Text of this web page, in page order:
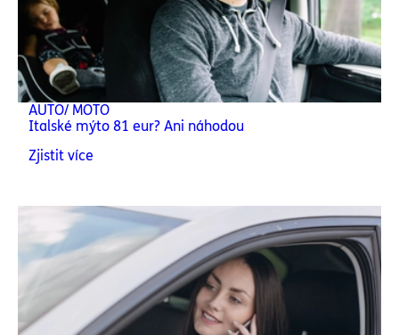
AUTO/ MOTO
Italské mýto 81 eur? Ani náhodou
Zjistit více